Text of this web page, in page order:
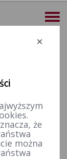
Deklaracja dostępności
więcej
że
można